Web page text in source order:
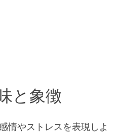
と象徴
情やストレスを表現しよ